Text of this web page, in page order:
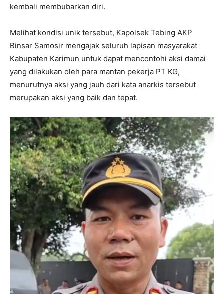
kembali membubarkan diri.
Melihat kondisi unik tersebut, Kapolsek Tebing AKP
Binsar Samosir mengajak seluruh lapisan masyarakat
Kabupaten Karimun untuk dapat mencontohi aksi damai
yang dilakukan oleh para mantan pekerja PT KG,
menurutnya aksi yang jauh dari kata anarkis tersebut
merupakan aksi yang baik dan tepat.